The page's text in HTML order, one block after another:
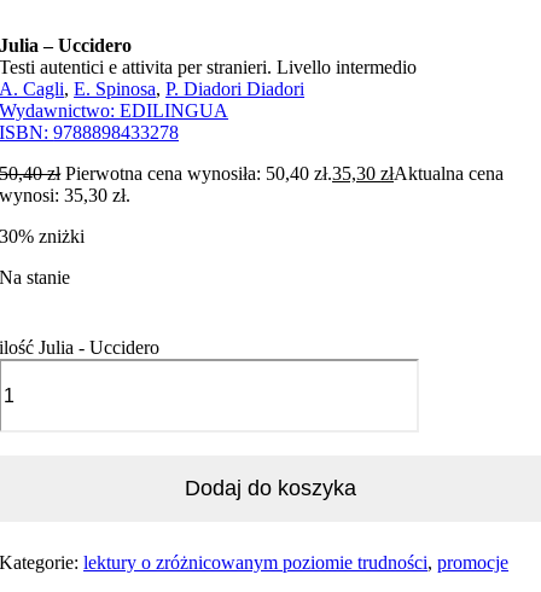
Julia – Uccidero
Testi autentici e attivita per stranieri. Livello intermedio
A. Cagli,E. Spinosa,P. Diadori Diadori
Wydawnictwo:EDILINGUA
ISBN:9788898433278
50,40zł Pierwotna cena wynosiła: 50,40 zł.35,30złAktualna cena
wynosi: 35,30 zł.
30% zniżki
Na stanie
ilość Julia - Uccidero
Dodaj do koszyka
Kategorie:lektury o zróżnicowanym poziomie trudności,promocje